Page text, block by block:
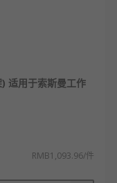
适用于索斯曼工作
RMB1,093.96/件